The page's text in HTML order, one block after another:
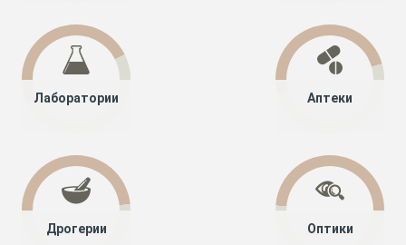
Лаборатории Аптеки
Дрогерии Оптики